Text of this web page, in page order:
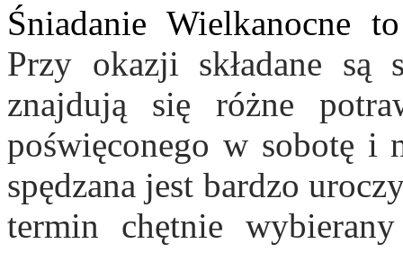
Śniadanie Wielkanocne
Przy okazji składane są
znajdują się różne
poświęconego w sobotę i
spędzana jest bardzo
termin chętnie